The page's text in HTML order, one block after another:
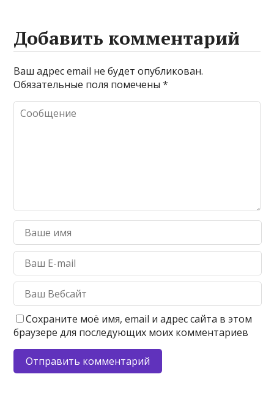
Добавить комментарий
Ваш адрес email не будет опубликован.
Обязательные поля помечены*
Сохраните моё имя, email и адрес сайта в этом
браузере для последующих моих комментариев